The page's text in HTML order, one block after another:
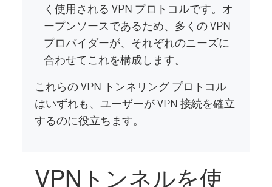
く使用される VPN プロトコルです。オ
ープンソースであるため、多くの VPN
プロバイダーが、それぞれのニーズに
合わせてこれを構成します。
これらの VPN トンネリング プロトコル
はいずれも、ユーザーが VPN 接続を確立
するのに役立ちます。
VPNトンネルを使